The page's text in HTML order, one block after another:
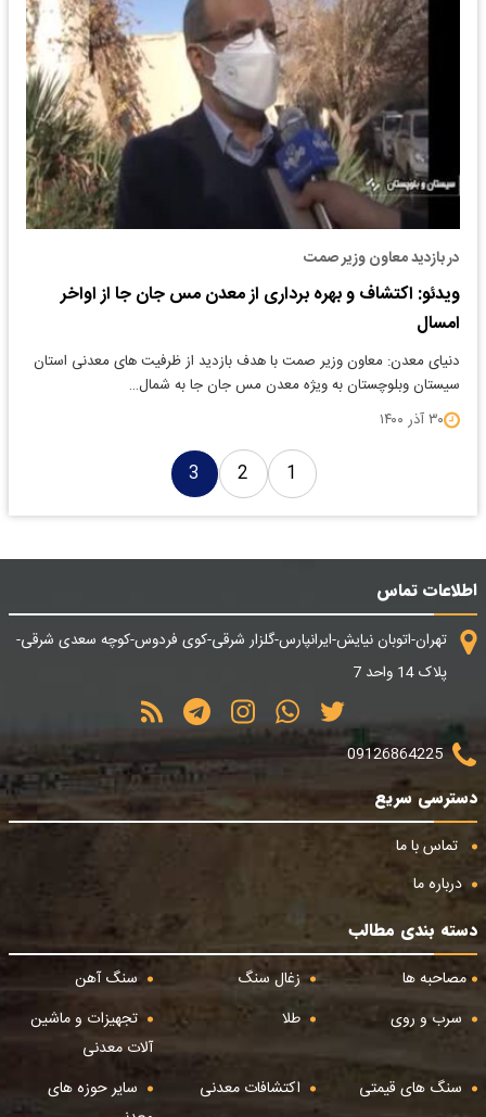
در بازدید معاون وزیر صمت
ویدئو: اکتشاف و بهره برداری از معدن مس جان جا از اواخر
امسال
دنیای معدن: معاون وزیر صمت با هدف بازدید از ظرفیت های معدنی استان
سیستان وبلوچستان به ویژه معدن مس جان جا به شمال…
۳۰ آذر ۱۴۰۰
1
2
3
اطلاعات تماس
تهران-اتوبان نیایش-ایرانپارس-گلزار شرقی-کوی فردوس-کوچه سعدی شرقی-
پلاک 14 واحد 7
09126864225
دسترسی سریع
تماس با ما
درباره ما
دسته بندی مطالب
مصاحبه ها
زغال سنگ
سنگ آهن
سرب و روی
طلا
تجهیزات و ماشین
آلات معدنی
سنگ های قیمتی
اکتشافات معدنی
سایر حوزه های